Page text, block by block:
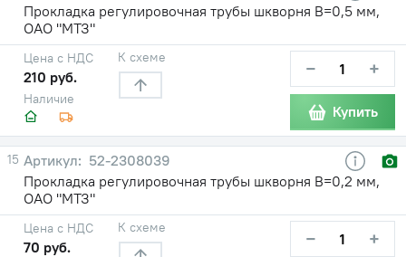
Прокладка регулировочная трубы шкворня В=0,5 мм,
ОАО "МТЗ"
Наличие
Цена с НДС
210 руб.
К схеме − +
Купить
15
52-2308039
Прокладка регулировочная трубы шкворня В=0,2 мм,
ОАО "МТЗ"
Цена с НДС
70 руб.
К схеме − +